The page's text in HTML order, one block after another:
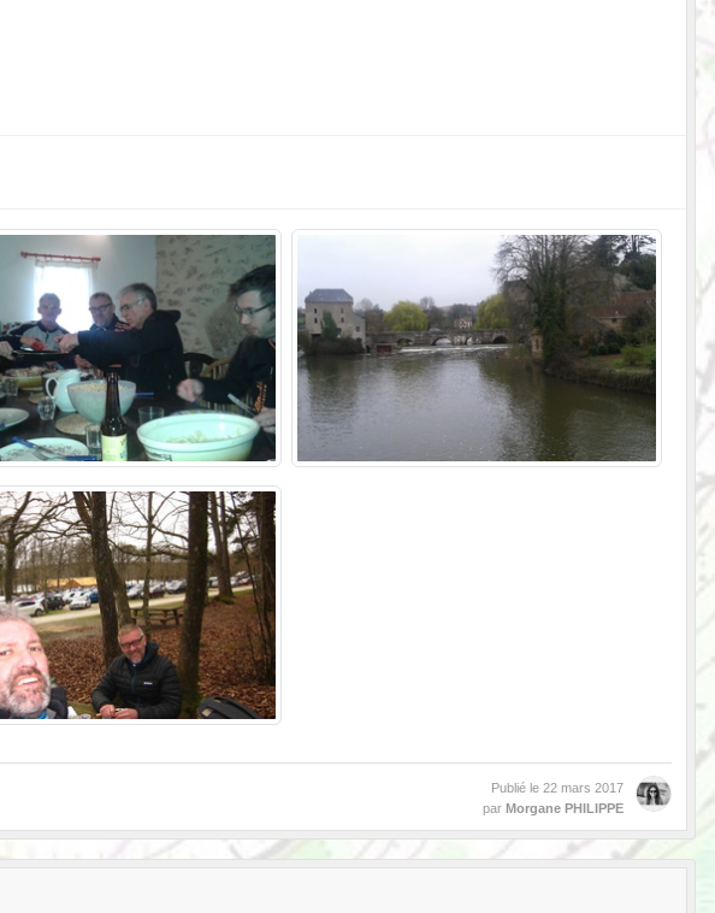
Publié le 22 mars 2017
par Morgane PHILIPPE